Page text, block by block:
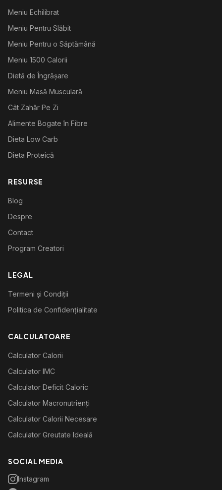
Meniu Echilibrat
Meniu Pentru Slăbit
Meniu Pentru o Săptămână
Meniu 1500 Calorii
Dietă de Îngrășare
Meniu Masă Musculară
Cât Zahăr Pe Zi
Alimente Bogate în Fibre
Dieta Low Carb
Dieta Proteică
RESURSE
Blog
Despre
Contact
Program Creatori
LEGAL
Termeni și Condiții
Politica de Confidențialitate
CALCULATOARE
Calculator Calorii
Calculator IMC
Calculator Deficit Caloric
Calculator Macronutrienți
Calculator Calorii Necesare
Calculator Greutate Ideală
SOCIAL MEDIA
Instagram